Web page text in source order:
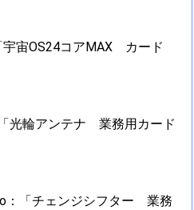
宇宙OS24コアMAX カード
光輪アンテナ 業務用カード
：「チェンジシフター 業務